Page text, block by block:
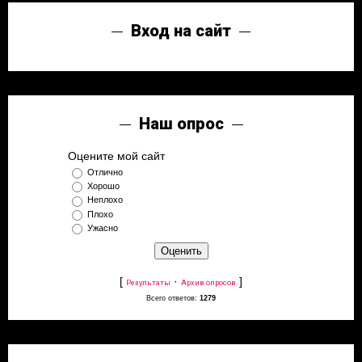
Вход на сайт
Наш опрос
Оцените мой сайт
Отлично
Хорошо
Неплохо
Плохо
Ужасно
[ Результаты · Архив опросов ]
Всего ответов: 1279